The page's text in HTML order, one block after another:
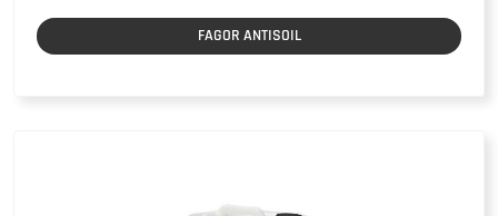
FAGOR ANTISOIL